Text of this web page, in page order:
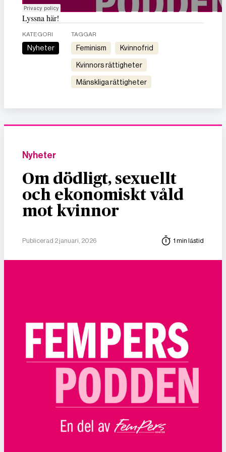
Lyssna här!
KATEGORI
Nyheter
TAGGAR
feminism kvinnofrid
kvinnors rättigheter
mänskliga rättigheter
Nyheter
Om dödligt, sexuellt
och ekonomiskt våld
mot kvinnor
Publicerad 2 januari, 2026 1 min lästid